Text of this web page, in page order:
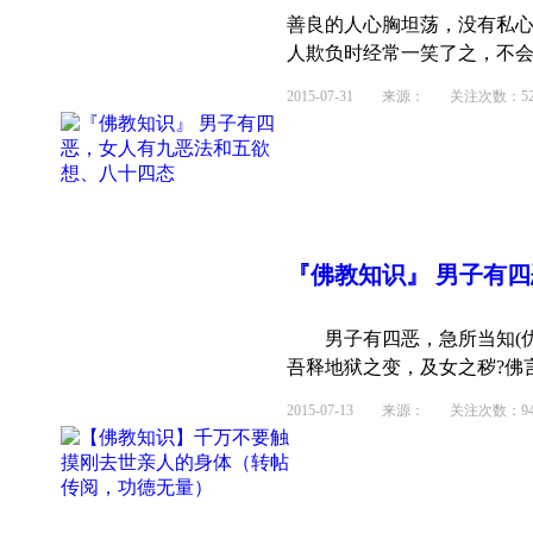
善良的人心胸坦荡，没有私
人欺负时经常一笑了之，不
2015-07-31 来源： 关注次数：
『佛教知识』 男子有
男子有四恶，急所当知
吾释地狱之变，及女之秽?佛
2015-07-13 来源： 关注次数：